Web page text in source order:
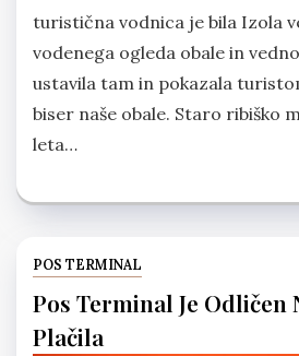
turistična vodnica je bila Izola
vodenega ogleda obale in
ustavila tam in pokazala
biser naše obale. Staro ribiško
leta…
POS TERMINAL
Pos Terminal Je Odličen
Plačila